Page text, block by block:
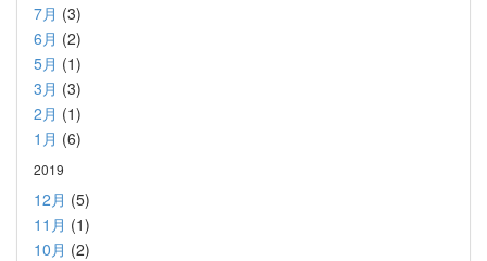
7月 (3)
6月 (2)
5月 (1)
3月 (3)
2月 (1)
1月 (6)
2019
12月 (5)
11月 (1)
10月 (2)